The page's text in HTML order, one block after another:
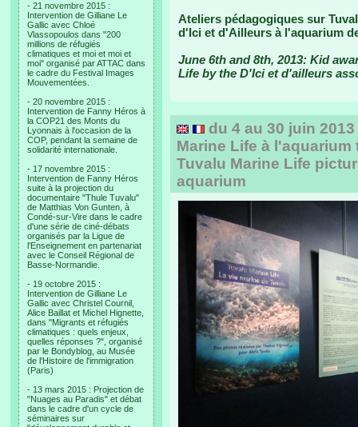
- 21 novembre 2015 :
Intervention de Gilliane Le
Gallic avec Chloé
Vlassopoulos dans "200
millions de réfugiés
climatiques et moi et moi et
moi" organisé par ATTAC dans
le cadre du Festival Images
Mouvementées.
- 20 novembre 2015 :
Intervention de Fanny Héros à
la COP21 des Monts du
Lyonnais à l'occasion de la
COP, pendant la semaine de
solidarité internationale.
- 17 novembre 2015 :
Intervention de Fanny Héros
suite à la projection du
documentaire "Thule Tuvalu"
de Matthias Von Gunten, à
Condé-sur-Vire dans le cadre
d'une série de ciné-débats
organisés par la Ligue de
l'Enseignement en partenariat
avec le Conseil Régional de
Basse-Normandie.
- 19 octobre 2015 :
Intervention de Gilliane Le
Gallic avec Christel Cournil,
Alice Baillat et Michel Hignette,
dans "Migrants et réfugiés
climatiques : quels enjeux,
quelles réponses ?", organisé
par le Bondyblog, au Musée
de l'Histoire de l'immigration
(Paris)
- 13 mars 2015 : Projection de
"Nuages au Paradis" et débat
dans le cadre d'un cycle de
séminaires sur
Ateliers pédagogiques sur
d'Ici et d'Ailleurs à l'aquarium
June 6th and 8th, 2013: Kid
Life by the D'Ici et d'ailleurs
du 4 au 30 juin
Marine Life à
Tuvalu Marine Life
aquarium